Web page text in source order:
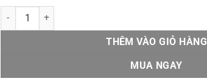
Su sing xếp số trang trí Elsa số lượng
THÊM VÀO GIỎ HÀNG
MUA NGAY